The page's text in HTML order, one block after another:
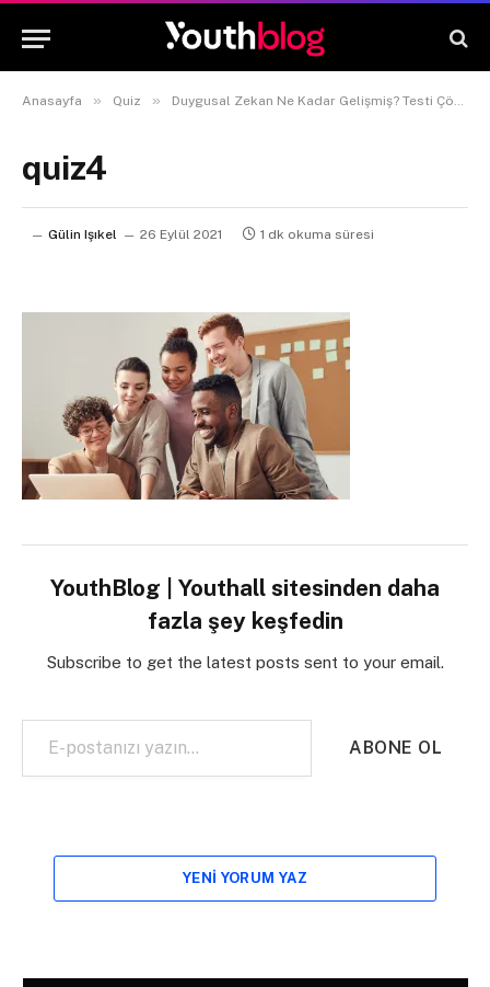
Anasayfa » Quiz » Duygusal Zekan Ne Kadar Gelişmiş? Testi Çöz, Öğren!
quiz4
Gülin Işıkel 26 Eylül 2021 1 dk okuma süresi
YouthBlog | Youthall sitesinden daha
fazla şey keşfedin
Subscribe to get the latest posts sent to your email.
E-postanızı yazın…
ABONE OL
YENI YORUM YAZ